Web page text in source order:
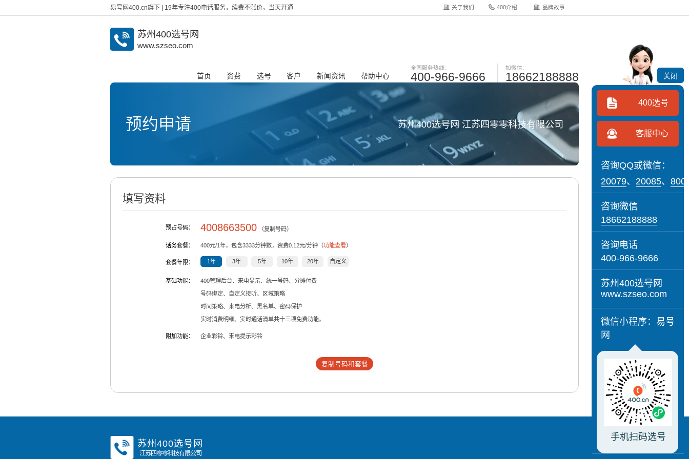
易号网400.cn旗下 | 19年专注400电话服务，续费不涨价，当天开通 关于我们 400介绍 品牌故事
苏州400选号网
www.szseo.com
首页 资费 选号 客户 新闻资讯 帮助中心
全国服务热线:
400-966-9666
加微信:
18662188888
预约申请 苏州400选号网 江苏四零零科技有限公司
填写资料
预占号码： 4008663500 （复制号码）
话务套餐： 400元/1 年，包含3333分钟数，资费0.12元/分钟（功能查看）
套餐年限： 1年 3年 5年 10年 20年 自定义
基础功能： 400管理后台、来电显示、统一号码、分摊付费
号码绑定、自定义接听、区域策略
时间策略、来电分析、黑名单、密码保护
实时消费明细、实时通话清单共十三项免费功能。
附加功能： 企业彩铃、来电提示彩铃
复制号码和套餐
苏州400选号网
江苏四零零科技有限公司
关闭
400选号
客服中心
咨询QQ或微信：
20079、 20085、
咨询微信
18662188888
咨询电话
400-966-9666
苏州400选号网
www.szseo.com
微信小程序：易号
网
手机扫码选号